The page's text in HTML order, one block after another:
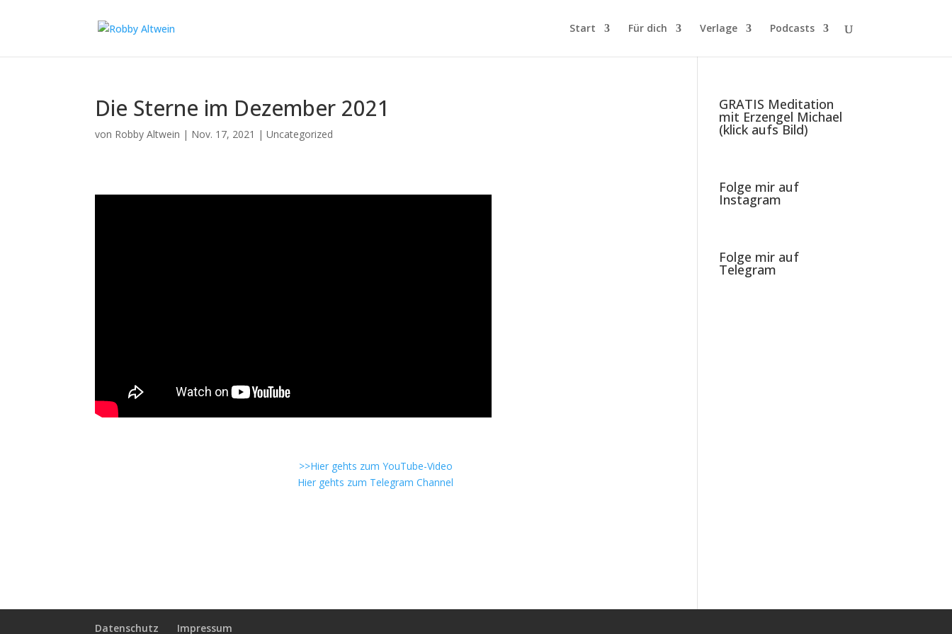
Start Für dich Verlage Podcasts
Die Sterne im Dezember 2021
von Robby Altwein | Nov. 17, 2021 |Uncategorized
>>Hier gehts zum YouTube-Video
Hier gehts zum Telegram Channel
GRATIS Meditation
mit Erzengel Michael
(klick aufs Bild)
Folge mir auf
Instagram
Folge mir auf
Telegram
Datenschutz Impressum